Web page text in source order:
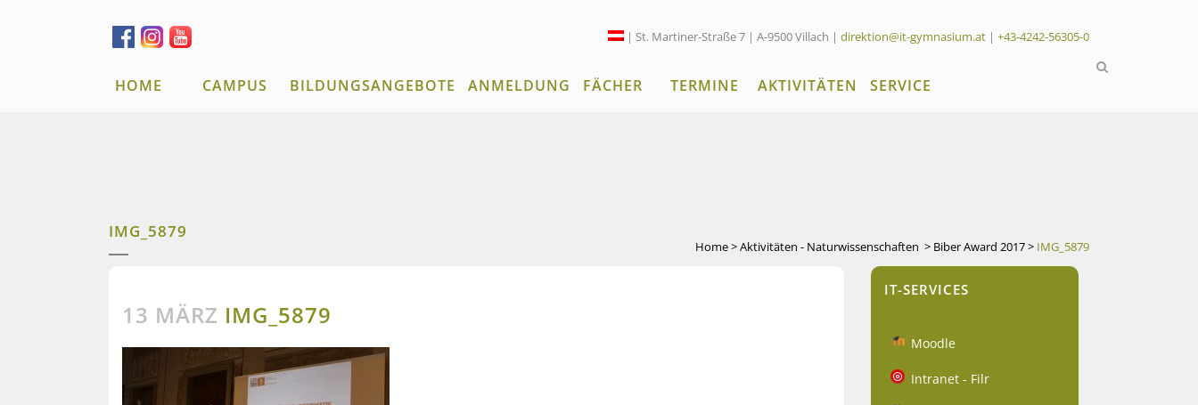
| St. Martiner-Straße 7 | A-9500 Villach | direktion@it-gymnasium.at | +43-4242-56305-0
HOME CAMPUS BILDUNGSANGEBOTE ANMELDUNG FÄCHER TERMINE AKTIVITÄTEN SERVICE
IMG_5879
Home>Aktivitäten - Naturwissenschaften > Biber Award 2017> IMG_5879
13 MÄRZ IMG_5879
IT-SERVICES
Moodle
Intranet - Filr